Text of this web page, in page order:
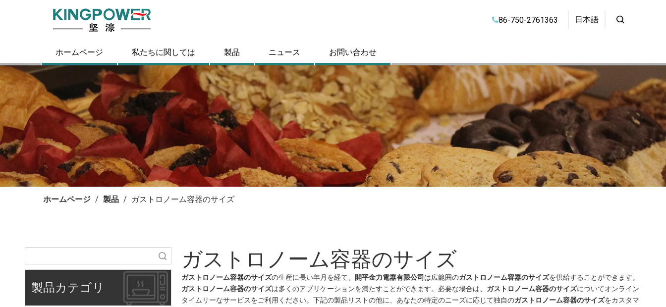
86-750-2761363 日本語
ホームページ 私たちに関しては 製品 ニュース お問い合わせ
ホームページ / 製品 / ガストロノーム容器のサイズ
製品カテゴリ
ガストロノーム容器のサイズ
ガストロノーム容器のサイズの生産に長い年月を経て、 開平金力電器有限公司 は広範囲のガストロノーム容器のサイズを供給することができます。
ガストロノーム容器のサイズは多くのアプリケーションを満たすことができます。必要な場合は、 ガストロノーム容器のサイズについてオンライン
タイムリーなサービスをご利用ください。下記の製品リストの他に、あなたの特定のニーズに応じて独自のガストロノーム容器のサイズをカスタマ